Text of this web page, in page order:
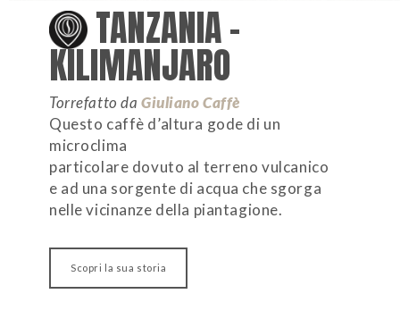
TANZANIA –
KILIMANJARO
Torrefatto da Giuliano Caffè
Questo caffè d’altura gode di un
microclima
particolare dovuto al terreno vulcanico
e ad una sorgente di acqua che sgorga
nelle vicinanze della piantagione.
Scopri la sua storia